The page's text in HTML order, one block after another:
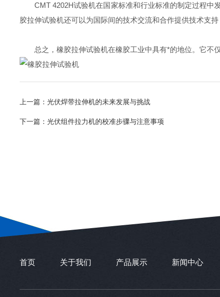
CMT 4202H试验机在国家标准和行业标准的制定过程中
胶拉伸试验机还可以为国际间的技术交流和合作提供技术支
总之，橡胶拉伸试验机在橡胶工业中具有*的地位。它不
上一篇： 光伏焊带拉伸机的未来发展与挑战
下一篇： 光伏组件拉力机的校准步骤与注意事项
首页 关于我们 产品展示 新闻中心